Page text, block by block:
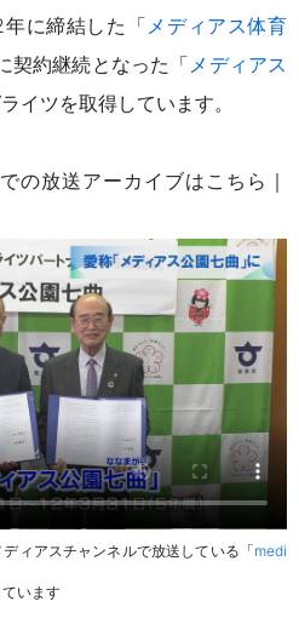
に締結した「 メディアス体育
契約継続となった「 メディアス
イツを取得しています。
の放送アーカイブはこちら｜
ィアスチャンネルで放送している「medi
ています